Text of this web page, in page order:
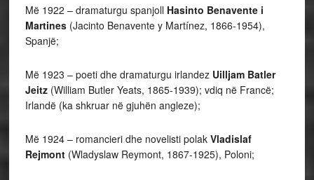
Më 1922 – dramaturgu spanjoll Hasinto Benavente i
Martines (Jacinto Benavente y Martínez, 1866-1954),
Spanjë;
Më 1923 – poeti dhe dramaturgu irlandez Uilljam Batler
Jeitz (William Butler Yeats, 1865-1939); vdiq në Francë;
Irlandë (ka shkruar në gjuhën angleze);
Më 1924 – romancieri dhe novelisti polak Vladislaf
Rejmont (Wladyslaw Reymont, 1867-1925), Poloni;